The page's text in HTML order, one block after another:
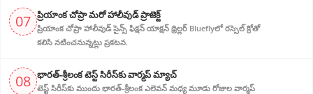
07 ప్రియాంక చోప్రా మరో హాలీవుడ్ ప్రాజెక్ట్
ప్రియాంక చోప్రా హాలీవుడ్ సైన్స్ ఫిక్షన్ యాక్షన్ థ్రిల్లర్ Blueflyలో రస్సెల్ క్రోతో
కలిసి నటించనున్నట్లు ప్రకటన.
08 భారత్-శ్రీలంక టెస్ట్ సిరీస్‌కు వార్మప్ మ్యాచ్
టెస్ట్ సిరీస్‌కు ముందు భారత్-శ్రీలంక ఎలెవన్ మధ్య మూడు రోజుల వార్మప్